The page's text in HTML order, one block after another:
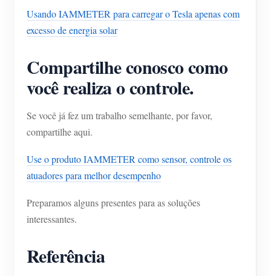
Usando IAMMETER para carregar o Tesla apenas com
excesso de energia solar
Compartilhe conosco como
você realiza o controle.
Se você já fez um trabalho semelhante, por favor,
compartilhe aqui.
Use o produto IAMMETER como sensor, controle os
atuadores para melhor desempenho
Preparamos alguns presentes para as soluções
interessantes.
Referência